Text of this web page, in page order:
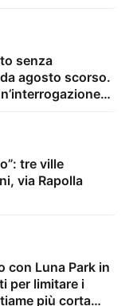
senza
agosto scorso.
e
tre ville
via Rapolla
con Luna Park in
per limitare i
più corta